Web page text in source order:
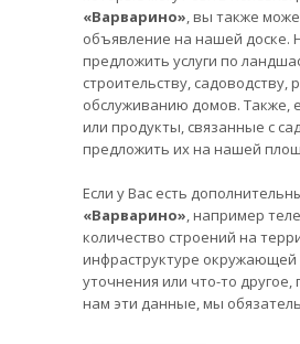
«Варварино», вы также
объявление на нашей доске.
предложить услуги по
строительству, садоводству,
обслуживанию домов. Также,
или продукты, связанные с
предложить их на нашей
Если у Вас есть
«Варварино», например
количество строений на
инфраструктуре окружающей
уточнения или что-то
нам эти данные, мы